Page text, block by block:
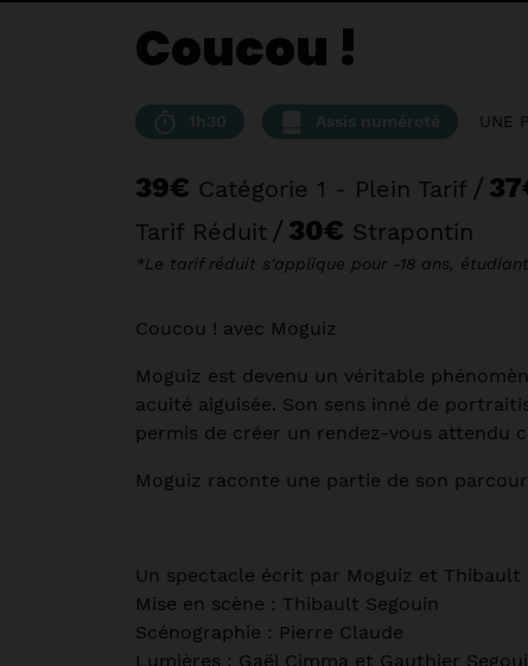
Coucou !
1h30 Assis numéroté UNE
39€ Catégorie 1 - Plein Tarif /
Tarif Réduit / 30€ Strapontin
*Le tarif réduit s'applique pour -18 ans,
Coucou ! avec Moguiz
Moguiz est devenu un véritable
acuité aiguisée. Son sens inné de
permis de créer un rendez-vous attendu
Moguiz raconte une partie de son
Un spectacle écrit par Moguiz et Thibault
Mise en scène : Thibault Segouin
Scénographie : Pierre Claude
Lumières : Gaël Cimma et Gauthier